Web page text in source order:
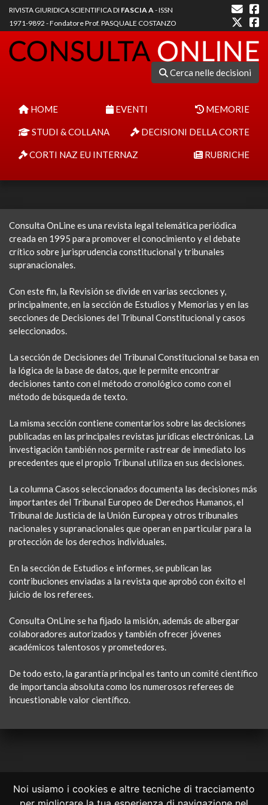
Noi usiamo i cookies e altre tecniche di tracciamento
RIVISTA GIURIDICA SCIENTIFICA DI FASCIA A- ISSN
1971-9892 - Fondatore Prof. PASQUALE COSTANZO
Cerca nelle decisioni
HOME EVENTI MEMORIE
STUDI & COLLANA DECISIONI DELLA CORTE
CORTI NAZ EU INTERNAZ RUBRICHE
Consulta OnLine es una revista legal telemática periódica
creada en 1995 para promover el conocimiento y el debate
crítico sobre jurisprudencia constitucional y tribunales
supranacionales.
Con este fin, la Revisión se divide en varias secciones y,
principalmente, en la sección de Estudios y Memorias y en las
secciones de Decisiones del Tribunal Constitucional y casos
seleccionados.
La sección de Decisiones del Tribunal Constitucional se basa en
la lógica de la base de datos, que le permite encontrar
decisiones tanto con el método cronológico como con el
método de búsqueda de texto.
La misma sección contiene comentarios sobre las decisiones
publicadas en las principales revistas jurídicas electrónicas. La
investigación también nos permite rastrear de inmediato los
precedentes que el propio Tribunal utiliza en sus decisiones.
La columna Casos seleccionados documenta las decisiones más
importantes del Tribunal Europeo de Derechos Humanos, el
Tribunal de Justicia de la Unión Europea y otros tribunales
nacionales y supranacionales que operan en particular para la
protección de los derechos individuales.
En la sección de Estudios e informes, se publican las
contribuciones enviadas a la revista que aprobó con éxito el
juicio de los referees.
Consulta OnLine se ha fijado la misión, además de albergar
colaboradores autorizados y también ofrecer jóvenes
académicos talentosos y prometedores.
De todo esto, la garantía principal es tanto un comité científico
de importancia absoluta como los numerosos referees de
incuestionable valor científico.